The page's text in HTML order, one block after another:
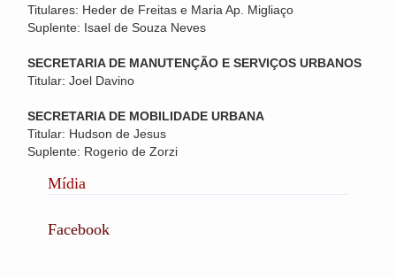
Titulares: Heder de Freitas e Maria Ap. Migliaço
Suplente: Isael de Souza Neves
SECRETARIA DE MANUTENÇÃO E SERVIÇOS URBANOS
Titular: Joel Davino
SECRETARIA DE MOBILIDADE URBANA
Titular: Hudson de Jesus
Suplente: Rogerio de Zorzi
Mídia
Facebook